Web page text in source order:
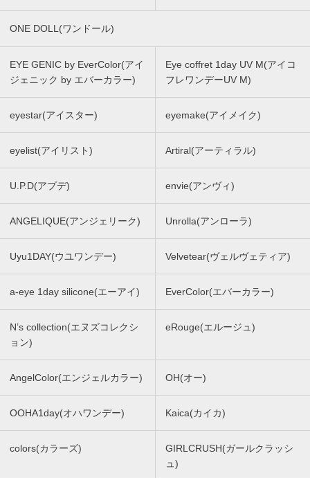
ONE DOLL(ワンドール)
EYE GENIC by EverColor(アイ
ジェニック by エバーカラー)
Eye coffret 1day UV M(アイコ
フレワンデーUV M)
eyestar(アイスター) eyemake(アイメイク)
eyelist(アイリスト) Artiral(アーティラル)
U.P.D(アプデ) envie(アンヴィ)
ANGELIQUE(アンジェリーク) Unrolla(アンローラ)
Uyu1DAY(ウユワンデー) Velvetear(ヴェルヴェティア)
a-eye 1day silicone(エーアイ) EverColor(エバーカラー)
N’s collection(エヌズコレクシ
ョン)
eRouge(エルージュ)
AngelColor(エンジェルカラー) OH(オー)
OOHA1day(オハワンデー) Kaica(カイカ)
colors(カラーズ)
GIRLCRUSH(ガールクラッシ
ュ)